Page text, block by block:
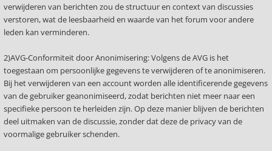
verwijderen van berichten zou de structuur en context van discussies
verstoren, wat de leesbaarheid en waarde van het forum voor andere
leden kan verminderen.
2)AVG-Conformiteit door Anonimisering: Volgens de AVG is het
toegestaan om persoonlijke gegevens te verwijderen of te anonimiseren.
Bij het verwijderen van een account worden alle identificerende gegevens
van de gebruiker geanonimiseerd, zodat berichten niet meer naar een
specifieke persoon te herleiden zijn. Op deze manier blijven de berichten
deel uitmaken van de discussie, zonder dat deze de privacy van de
voormalige gebruiker schenden.